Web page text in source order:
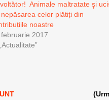
Animale maltratate şi
celor plătiți din
noastre
2017